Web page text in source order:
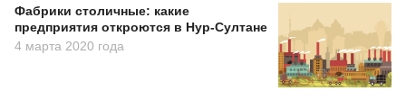
Фабрики столичные: какие
предприятия откроются в Нур-Султане
4 марта 2020 года